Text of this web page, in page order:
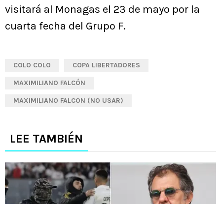
visitará al Monagas el 23 de mayo por la
cuarta fecha del Grupo F.
COLO COLO COPA LIBERTADORES
MAXIMILIANO FALCÓN
MAXIMILIANO FALCON (NO USAR)
LEE TAMBIÉN